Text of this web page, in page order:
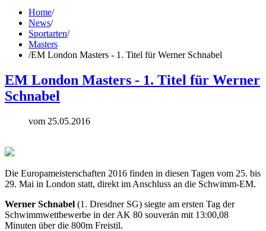
Home/
News/
Sportarten/
Masters
/EM London Masters - 1. Titel für Werner Schnabel
EM London Masters - 1. Titel für Werner
Schnabel
vom 25.05.2016
Die Europameisterschaften 2016 finden in diesen Tagen vom 25. bis
29. Mai in London statt, direkt im Anschluss an die Schwimm-EM.
Werner Schnabel (1. Dresdner SG) siegte am ersten Tag der
Schwimmwettbewerbe in der AK 80 souverän mit 13:00,08
Minuten über die 800m Freistil.